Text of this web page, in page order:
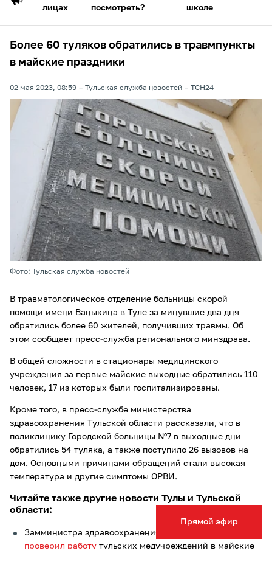
лицах
посмотреть?
школе
Прямой эфир
Более 60 туляков обратились в травмпункты
в майские праздники
02 мая 2023, 08:59 Тульская служба новостей ТСН24
Фото: Тульская служба новостей
В травматологическое отделение больницы скорой
помощи имени Ваныкина в Туле за минувшие два дня
обратились более 60 жителей, получивших травмы. Об
этом сообщает пресс-служба регионального минздрава.
В общей сложности в стационары медицинского
учреждения за первые майские выходные обратились 110
человек, 17 из которых были госпитализированы.
Кроме того, в пресс-службе министерства
здравоохранения Тульской области рассказали, что в
поликлинику Городской больницы №7 в выходные дни
обратились 54 туляка, а также поступило 26 вызовов на
дом. Основными причинами обращений стали высокая
температура и другие симптомы ОРВИ.
Читайте также другие новости Тулы и Тульской
области:
Замминистра здравоохранения Малишевский
проверил работу тульских медучреждений в майские